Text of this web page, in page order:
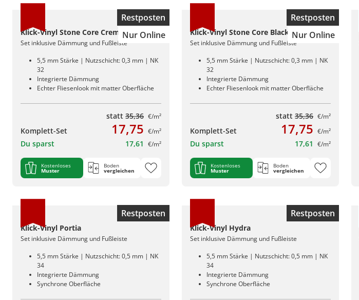
Restposten
Nur Online
Klick-Vinyl Stone Core Creme
Set inklusive Dämmung und Fußleiste
5,5 mm Stärke | Nutzschicht: 0,3 mm | NK
32
Integrierte Dämmung
Echter Fliesenlook mit matter Oberfläche
statt 35,36 €/m²
Komplett-Set 17,75 €/m²
Du sparst 17,61 €/m²
Kostenloses
Muster
Boden
vergleichen
Restposten
Nur Online
Klick-Vinyl Stone Core Black
Set inklusive Dämmung und Fußleiste
5,5 mm Stärke | Nutzschicht: 0,3 mm | NK
32
Integrierte Dämmung
Echter Fliesenlook mit matter Oberfläche
statt 35,36 €/m²
Komplett-Set 17,75 €/m²
Du sparst 17,61 €/m²
Kostenloses
Muster
Boden
vergleichen
Restposten
Klick-Vinyl Portia
Set inklusive Dämmung und Fußleiste
5,5 mm Stärke | Nutzschicht: 0,5 mm | NK
34
Integrierte Dämmung
Synchrone Oberfläche
Restposten
Klick-Vinyl Hydra
Set inklusive Dämmung und Fußleiste
5,5 mm Stärke | Nutzschicht: 0,5 mm | NK
34
Integrierte Dämmung
Synchrone Oberfläche